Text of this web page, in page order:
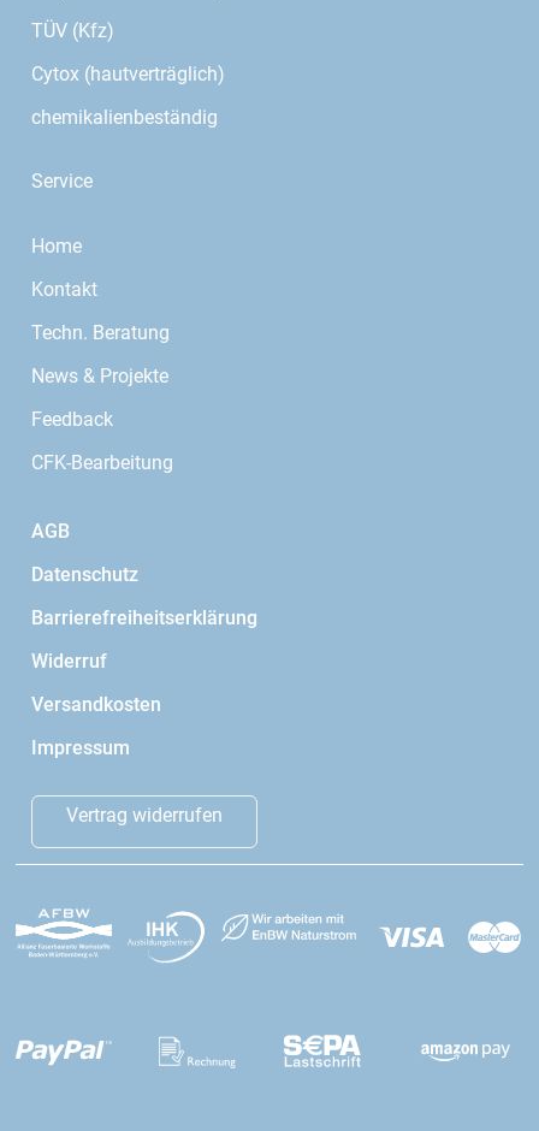
TÜV (Kfz)
Cytox (hautverträglich)
chemikalienbeständig
Service
Home
Kontakt
Techn. Beratung
News & Projekte
Feedback
CFK-Bearbeitung
AGB
Datenschutz
Barrierefreiheitserklärung
Widerruf
Versandkosten
Impressum
Vertrag widerrufen